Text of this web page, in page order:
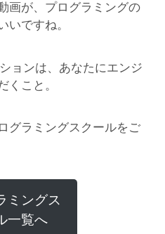
画が、プログラミングの
いですね。
ョンは、あなたにエンジ
くこと。
グラミングスクールをご
ミングス
一覧へ